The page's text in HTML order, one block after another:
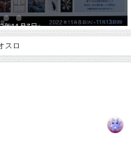
年11月7日
スロ